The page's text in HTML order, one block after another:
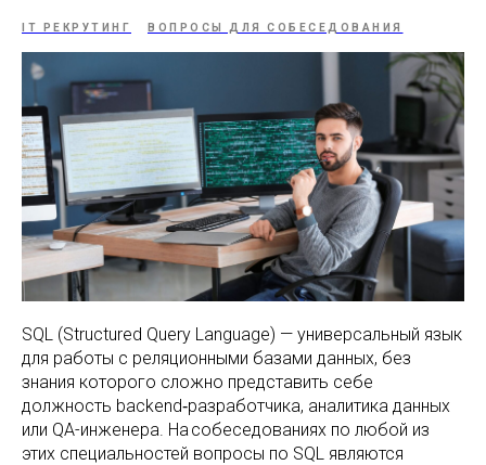
IT РЕКРУТИНГ ВОПРОСЫ ДЛЯ СОБЕСЕДОВАНИЯ
SQL (Structured Query Language) — универсальный язык
для работы с реляционными базами данных, без
знания которого сложно представить себе
должность backend‑разработчика, аналитика данных
или QA-инженера. На собеседованиях по любой из
этих специальностей вопросы по SQL являются